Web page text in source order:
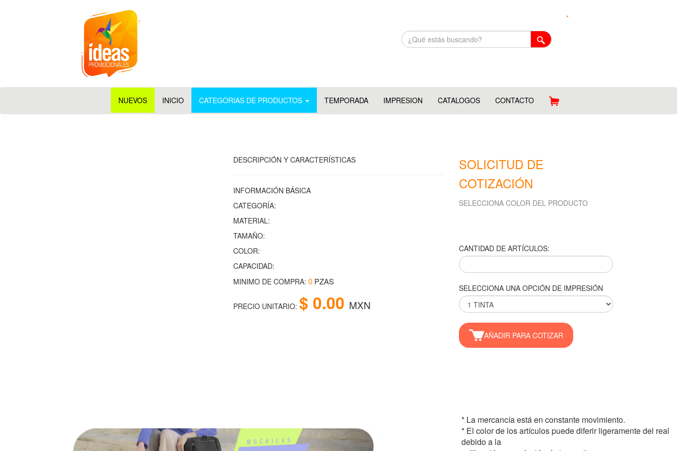
NUEVOS INICIO CATEGORIAS DE PRODUCTOS TEMPORADA IMPRESION CATALOGOS CONTACTO
DESCRIPCIÓN Y CARACTERÍSTICAS
INFORMACIÓN BÁSICA
CATEGORÍA:
MATERIAL:
TAMAÑO:
COLOR:
CAPACIDAD:
MINIMO DE COMPRA: 0 PZAS
PRECIO UNITARIO: $ 0.00 MXN
SOLICITUD DE
COTIZACIÓN
SELECCIONA COLOR DEL PRODUCTO
CANTIDAD DE ARTÍCULOS:
SELECCIONA UNA OPCIÓN DE IMPRESIÓN
AÑADIR PARA COTIZAR
* La mercancía está en constante movimiento.
* El color de los artículos puede diferir ligeramente del real
debido a la